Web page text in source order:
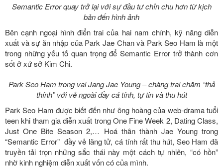
Semantic Error quay trở lại với sự đầu tư chỉn chu hơn từ kịch
bản đến hình ảnh
Bên cạnh ngoại hình điển trai của hai nam chính, kỹ năng diễn
xuất và sự ăn nhập của Park Jae Chan và Park Seo Ham là một
trong những yếu tố quan trọng để Semantic Error trở thành cơn
sốt ở xứ sở Kim Chi.
Park Seo Ham trong vai Jang Jae Young – chàng trai chăm “thả
thính” với vẻ ngoài đầy cá tính, tự tin và thu hút
Park Seo Ham được biết đến như ông hoàng của web-drama tuổi
teen khi tham gia diễn xuất trong One Fine Week 2, Dating Class,
Just One Bite Season 2,… Hoá thân thành Jae Young trong
“Semantic Error” đầy vẻ lãng tử, cá tính rất thu hút, Seo Ham đã
truyền tải trọn những sắc thái này một cách tự nhiên, “có hồn”
nhờ kinh nghiệm diễn xuất vốn có của mình.